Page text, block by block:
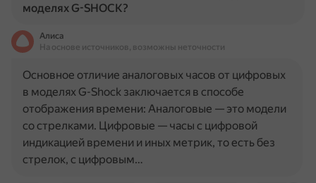
моделях G-SHOCK?
Алиса
На основе источников, возможны неточности
Основное отличие аналоговых часов от цифровых
в моделях G-Shock заключается в способе
отображения времени: Аналоговые — это модели
со стрелками. Цифровые — часы с цифровой
индикацией времени и иных метрик, то есть без
стрелок, с цифровым…